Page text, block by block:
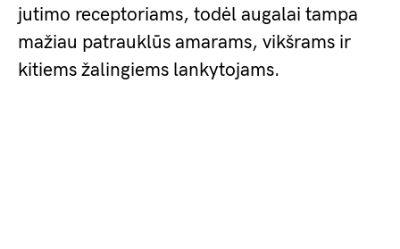
jutimo receptoriams, todėl augalai tampa
mažiau patrauklūs amarams, vikšrams ir
kitiems žalingiems lankytojams.